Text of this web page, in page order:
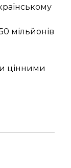
мільйонів
цінними